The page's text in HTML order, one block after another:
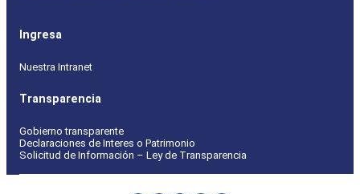
Ingresa
Nuestra Intranet
Transparencia
Gobierno transparente
Declaraciones de Interes o Patrimonio
Solicitud de Información – Ley de Transparencia